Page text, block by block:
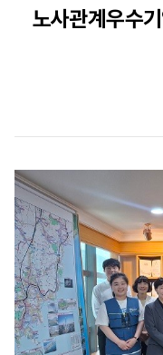
노사관계우수